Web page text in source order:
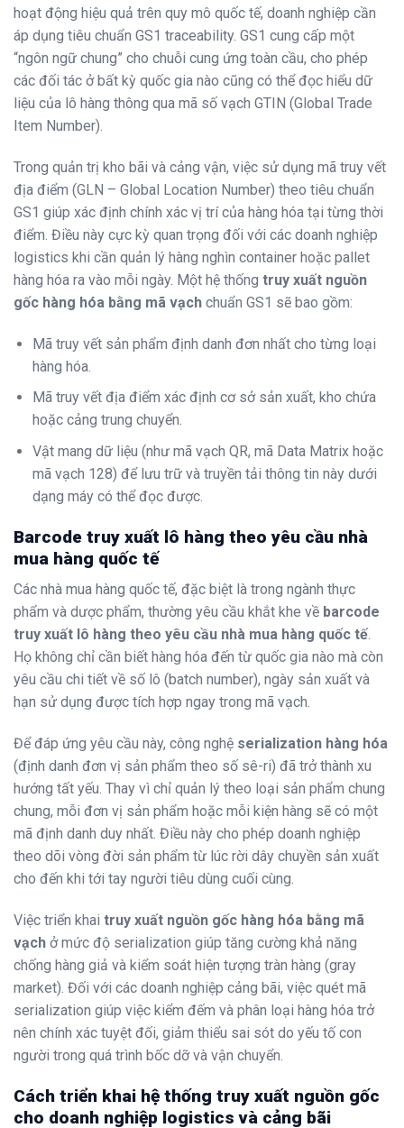
hoạt động hiệu quả trên quy mô quốc tế, doanh nghiệp cần
áp dụng tiêu chuẩn GS1 traceability. GS1 cung cấp một
“ngôn ngữ chung” cho chuỗi cung ứng toàn cầu, cho phép
các đối tác ở bất kỳ quốc gia nào cũng có thể đọc hiểu dữ
liệu của lô hàng thông qua mã số vạch GTIN (Global Trade
Item Number).
Trong quản trị kho bãi và cảng vận, việc sử dụng mã truy vết
địa điểm (GLN – Global Location Number) theo tiêu chuẩn
GS1 giúp xác định chính xác vị trí của hàng hóa tại từng thời
điểm. Điều này cực kỳ quan trọng đối với các doanh nghiệp
logistics khi cần quản lý hàng nghìn container hoặc pallet
hàng hóa ra vào mỗi ngày. Một hệ thống truy xuất nguồn
gốc hàng hóa bằng mã vạch chuẩn GS1 sẽ bao gồm:
Mã truy vết sản phẩm định danh đơn nhất cho từng loại
hàng hóa.
Mã truy vết địa điểm xác định cơ sở sản xuất, kho chứa
hoặc cảng trung chuyển.
Vật mang dữ liệu (như mã vạch QR, mã Data Matrix hoặc
mã vạch 128) để lưu trữ và truyền tải thông tin này dưới
dạng máy có thể đọc được.
Barcode truy xuất lô hàng theo yêu cầu nhà
mua hàng quốc tế
Các nhà mua hàng quốc tế, đặc biệt là trong ngành thực
phẩm và dược phẩm, thường yêu cầu khắt khe về barcode
truy xuất lô hàng theo yêu cầu nhà mua hàng quốc tế.
Họ không chỉ cần biết hàng hóa đến từ quốc gia nào mà còn
yêu cầu chi tiết về số lô (batch number), ngày sản xuất và
hạn sử dụng được tích hợp ngay trong mã vạch.
Để đáp ứng yêu cầu này, công nghệ serialization hàng hóa
(định danh đơn vị sản phẩm theo số sê-ri) đã trở thành xu
hướng tất yếu. Thay vì chỉ quản lý theo loại sản phẩm chung
chung, mỗi đơn vị sản phẩm hoặc mỗi kiện hàng sẽ có một
mã định danh duy nhất. Điều này cho phép doanh nghiệp
theo dõi vòng đời sản phẩm từ lúc rời dây chuyền sản xuất
cho đến khi tới tay người tiêu dùng cuối cùng.
Việc triển khai truy xuất nguồn gốc hàng hóa bằng mã
vạch ở mức độ serialization giúp tăng cường khả năng
chống hàng giả và kiểm soát hiện tượng tràn hàng (gray
market). Đối với các doanh nghiệp cảng bãi, việc quét mã
serialization giúp việc kiểm đếm và phân loại hàng hóa trở
nên chính xác tuyệt đối, giảm thiểu sai sót do yếu tố con
người trong quá trình bốc dỡ và vận chuyển.
Cách triển khai hệ thống truy xuất nguồn gốc
cho doanh nghiệp logistics và cảng bãi